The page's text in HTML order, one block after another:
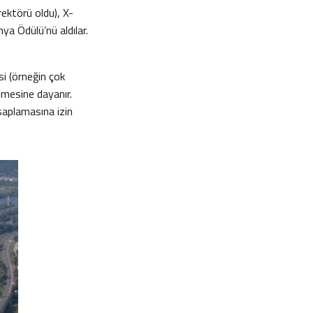
oldu), X-
Ödülü’nü aldılar.
(örneğin çok
dayanır.
izin